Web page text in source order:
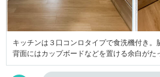
キッチンは３口コンロタイプで食洗機付き。
背面にはカップボードなどを置ける余白がた